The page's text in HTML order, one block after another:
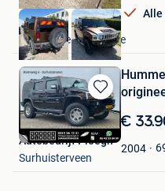
Alle
Piers
Gistel+Deel Westkerke
Bewaren
in
Mijn
Favorieten
€
2004
Autobedrijf Ploegh
Surhuisterveen